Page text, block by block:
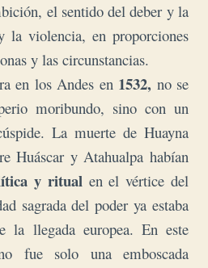
el sentido del deber y la
violencia, en proporciones
y las circunstancias.
en los Andes en 1532, no se
moribundo, sino con un
La muerte de Huayna
Huáscar y Atahualpa habían
y ritual en el vértice del
sagrada del poder ya estaba
la llegada europea. En este
fue solo una emboscada